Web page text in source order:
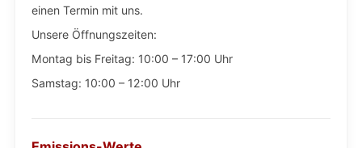
einen Termin mit uns.
Unsere Öffnungszeiten:
Montag bis Freitag: 10:00 – 17:00 Uhr
Samstag: 10:00 – 12:00 Uhr